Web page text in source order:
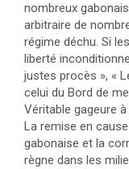
nombreux
arbitraire de
régime déchu. Si
liberté
justes procès », «
celui du Bord de
Véritable gageure à
La remise en
gabonaise et la
règne dans les